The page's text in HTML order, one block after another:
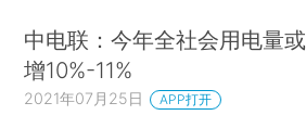
中电联：今年全社会用电量或
增10%-11%
2021年07月25日 APP打开